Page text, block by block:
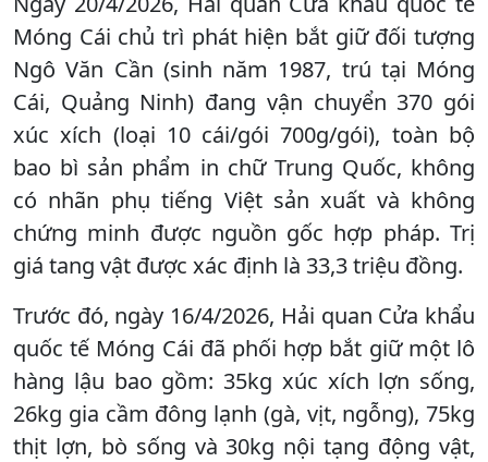
Móng Cái chủ trì phát hiện bắt giữ đối tượng
Ngô Văn Cần (sinh năm 1987, trú tại Móng
Cái, Quảng Ninh) đang vận chuyển 370 gói
xúc xích (loại 10 cái/gói 700g/gói), toàn bộ
bao bì sản phẩm in chữ Trung Quốc, không
có nhãn phụ tiếng Việt sản xuất và không
chứng minh được nguồn gốc hợp pháp. Trị
giá tang vật được xác định là 33,3 triệu đồng.
Trước đó, ngày 16/4/2026, Hải quan Cửa khẩu
quốc tế Móng Cái đã phối hợp bắt giữ một lô
hàng lậu bao gồm: 35kg xúc xích lợn sống,
26kg gia cầm đông lạnh (gà, vịt, ngỗng), 75kg
thịt lợn, bò sống và 30kg nội tạng động vật,